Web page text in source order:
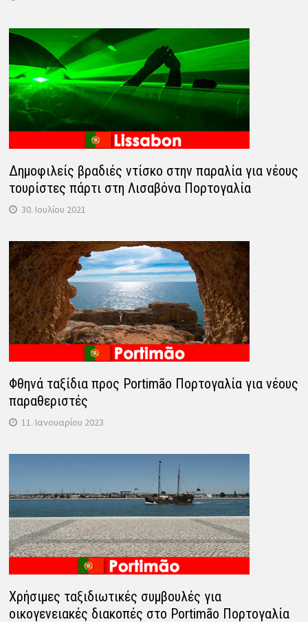
Δημοφιλείς βραδιές ντίσκο στην παραλία για νέους
τουρίστες πάρτι στη Λισαβόνα Πορτογαλία
30. Ιουλίου 2021
Φθηνά ταξίδια προς Portimão Πορτογαλία για νέους
παραθεριστές
11. Ιανουαρίου 2023
Χρήσιμες ταξιδιωτικές συμβουλές για
οικογενειακές διακοπές στο Portimão Πορτογαλία